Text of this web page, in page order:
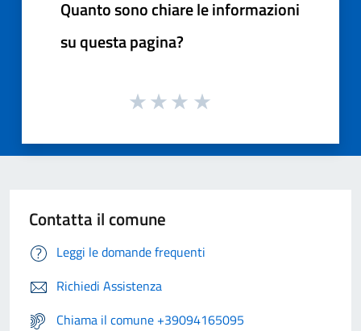
Quanto sono chiare le informazioni
su questa pagina?
Contatta il comune
Leggi le domande frequenti
Richiedi Assistenza
Chiama il comune +39094165095